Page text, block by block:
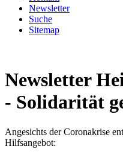
Newsletter
Suche
Sitemap
Newsletter
- Solidarität
Angesichts der Coronakrise
Hilfsangebot: